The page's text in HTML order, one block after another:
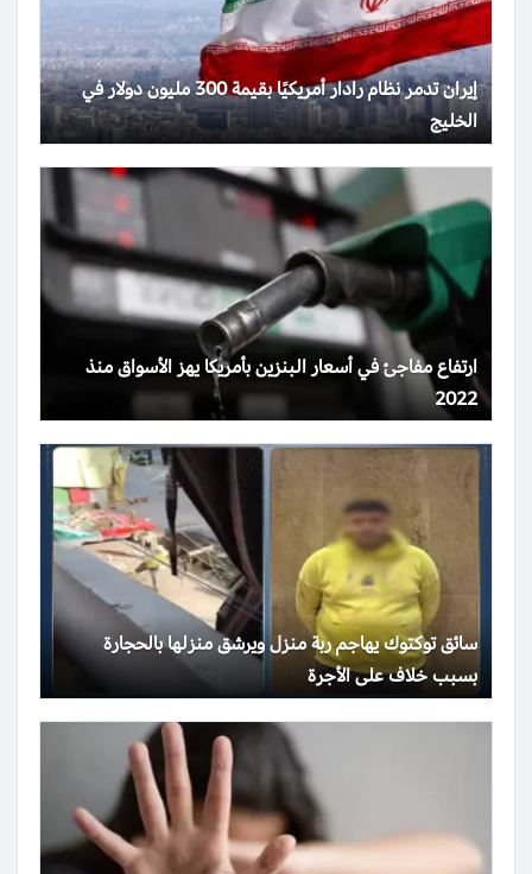
إيران تدمر نظام رادار أمريكيًا بقيمة 300 مليون دولار في
الخليج
ارتفاع مفاجئ في أسعار البنزين بأمريكا يهز الأسواق منذ
2022
سائق توكتوك يهاجم ربة منزل ويرشق منزلها بالحجارة
بسبب خلاف على الأجرة